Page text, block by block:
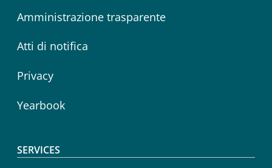
Amministrazione trasparente
Atti di notifica
Privacy
Yearbook
SERVICES